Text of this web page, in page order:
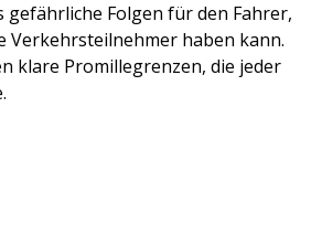
gefährliche Folgen für den Fahrer,
Verkehrsteilnehmer haben kann.
klare Promillegrenzen, die jeder